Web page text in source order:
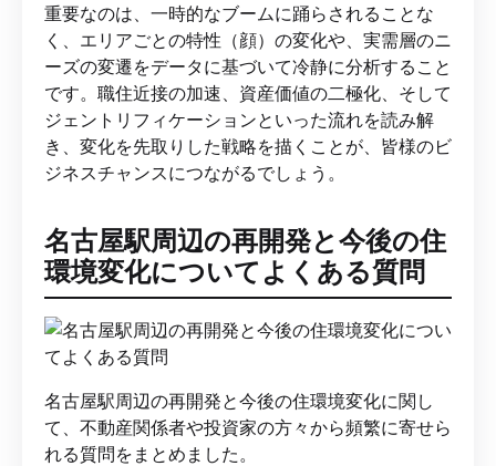
重要なのは、一時的なブームに踊らされることな
く、エリアごとの特性（顔）の変化や、実需層のニ
ーズの変遷をデータに基づいて冷静に分析すること
です。職住近接の加速、資産価値の二極化、そして
ジェントリフィケーションといった流れを読み解
き、変化を先取りした戦略を描くことが、皆様のビ
ジネスチャンスにつながるでしょう。
名古屋駅周辺の再開発と今後の住
環境変化についてよくある質問
名古屋駅周辺の再開発と今後の住環境変化に関し
て、不動産関係者や投資家の方々から頻繁に寄せら
れる質問をまとめました。